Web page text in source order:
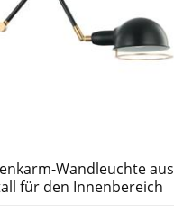
Wandleuchte aus
für den Innenbereich